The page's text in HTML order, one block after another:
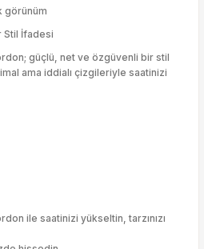
görünüm
Stil İfadesi
güçlü, net ve özgüvenli bir stil
ama iddialı çizgileriyle saatinizi
ile saatinizi yükseltin, tarzınızı